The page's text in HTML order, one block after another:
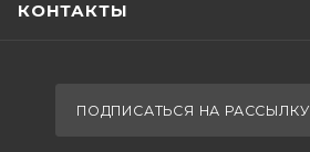
КОНТАКТЫ
ПОДПИСАТЬСЯ НА РАССЫЛКУ